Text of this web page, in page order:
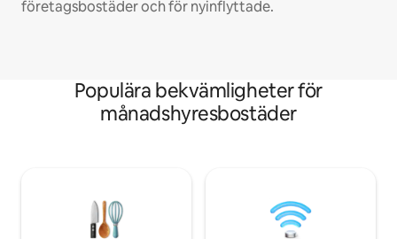
företagsbostäder och för nyinflyttade.
Populära bekvämligheter för
månadshyresbostäder